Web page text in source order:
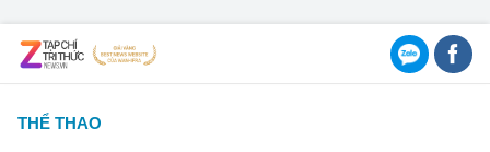
THỂ THAO